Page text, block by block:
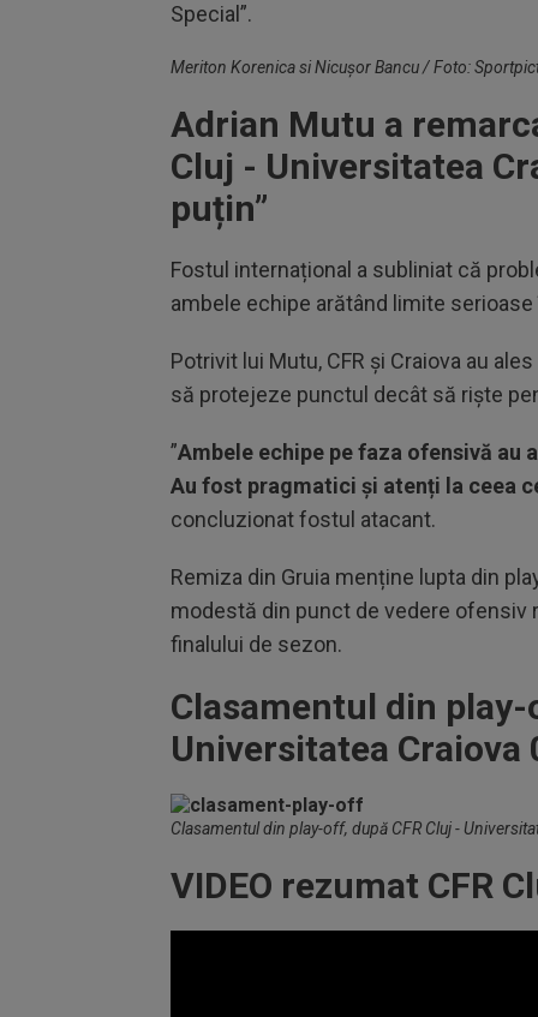
Special”.
Meriton Korenica si Nicușor Bancu / Foto:
Adrian Mutu a
Cluj - Universitatea
puțin”
Fostul internațional a subliniat că
ambele echipe arătând limite
Potrivit lui Mutu, CFR și Craiova au
să protejeze punctul decât să riște
”Ambele echipe pe faza ofensivă au
Au fost pragmatici și atenți la ceea
concluzionat fostul atacant.
Remiza din Gruia menține lupta din
modestă din punct de vedere ofensiv
finalului de sezon.
Clasamentul din play-
Universitatea Craiova
Clasamentul din play-off, după CFR Cluj -
VIDEO rezumat CFR